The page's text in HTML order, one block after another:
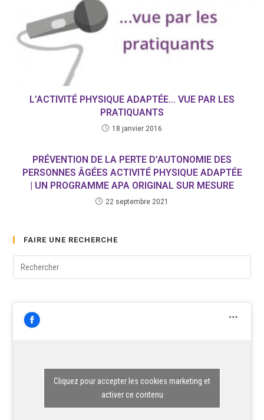
L’ACTIVITÉ PHYSIQUE ADAPTÉE… VUE PAR LES
PRATIQUANTS
18 janvier 2016
PRÉVENTION DE LA PERTE D’AUTONOMIE DES
PERSONNES ÂGÉES ACTIVITÉ PHYSIQUE ADAPTÉE
| UN PROGRAMME APA ORIGINAL SUR MESURE
22 septembre 2021
FAIRE UNE RECHERCHE
Cliquez pour accepter les cookies marketing et
activer ce contenu